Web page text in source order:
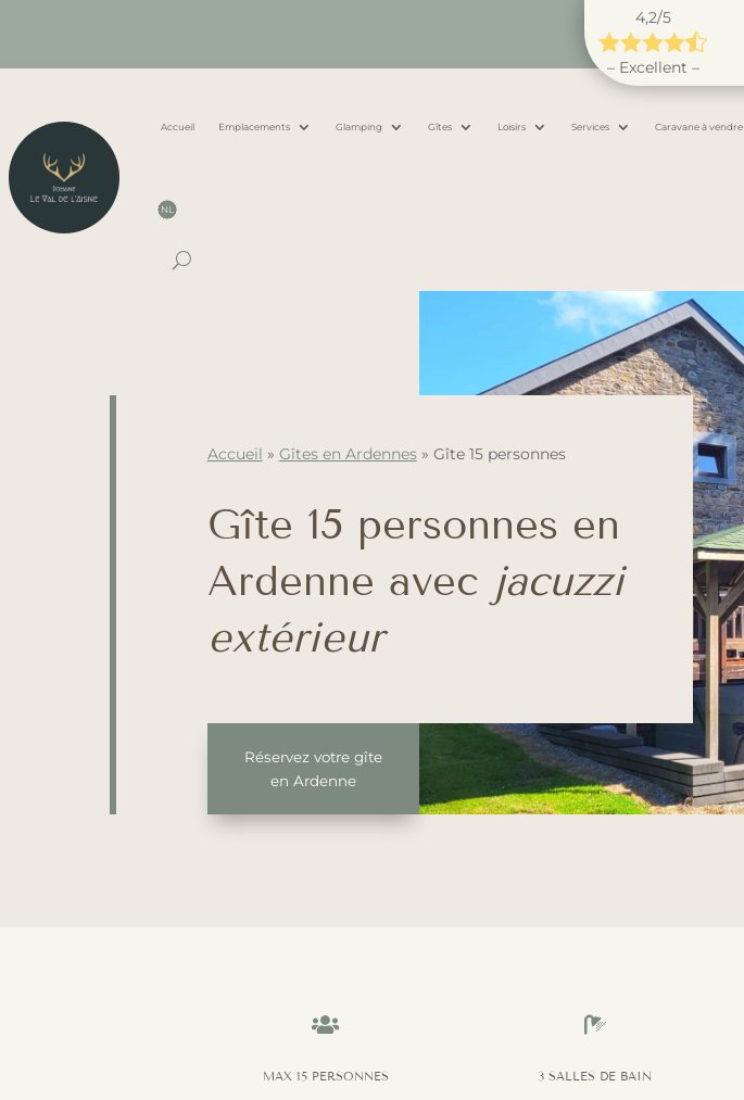
4,2/5

– Excellent –
Accueil Emplacements Glamping Gîtes Loisirs Services Caravane à vendre
NL
Accueil » Gîtes en Ardennes» Gîte 15 personnes
Gîte 15 personnes en
Ardenne avec jacuzzi
extérieur
Réservez votre gîte
en Ardenne

MAX 15 PERSONNES

3 SALLES DE BAIN